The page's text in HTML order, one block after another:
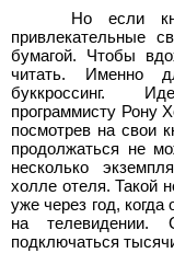
Но если
привлекательные
бумагой. Чтобы
читать. Именно
буккроссинг.
программисту Рону
посмотрев на свои
продолжаться не
несколько
холле отеля. Такой
уже через год,
на
подключаться